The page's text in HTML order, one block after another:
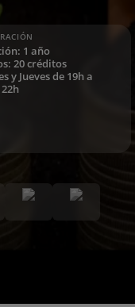
1 año
20 créditos
y Jueves de 19h a
22h